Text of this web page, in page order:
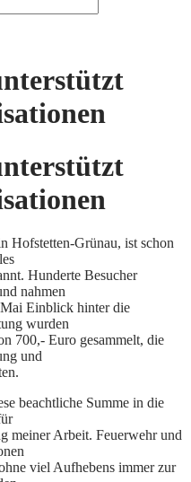
Hofstetten-Grünau, ist schon
Hunderte Besucher
nahmen
Einblick hinter die
wurden
700,- Euro gesammelt, die
und
beachtliche Summe in die
meiner Arbeit. Feuerwehr und
viel Aufhebens immer zur